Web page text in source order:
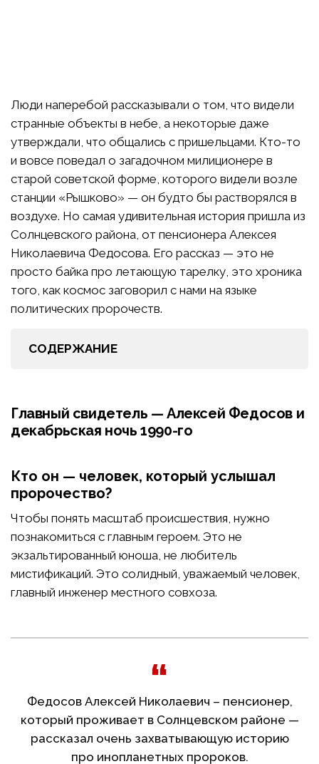
Люди наперебой рассказывали о том, что видели
странные объекты в небе, а некоторые даже
утверждали, что общались с пришельцами. Кто-то
и вовсе поведал о загадочном милиционере в
старой советской форме, которого видели возле
станции «Рышково» — он будто бы растворялся в
воздухе. Но самая удивительная история пришла из
Солнцевского района, от пенсионера Алексея
Николаевича Федосова. Его рассказ — это не
просто байка про летающую тарелку, это хроника
того, как космос заговорил с нами на языке
политических пророчеств.
СОДЕРЖАНИЕ
Главный свидетель — Алексей Федосов и
декабрьская ночь 1990-го
Кто он — человек, который услышал
пророчество?
Чтобы понять масштаб происшествия, нужно
познакомиться с главным героем. Это не
экзальтированный юноша, не любитель
мистификаций. Это солидный, уважаемый человек,
главный инженер местного совхоза.
Федосов Алексей Николаевич – пенсионер,
который проживает в Солнцевском районе —
рассказал очень захватывающую историю
про инопланетных пророков.